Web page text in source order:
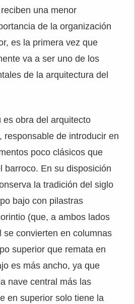
una menor
de la organización
es la primera vez que
va a ser uno de los
de la arquitectura del
es obra del arquitecto
responsable de introducir en
poco clásicos que
barroco. En su disposición
la tradición del siglo
bajo con pilastras
(que, a ambos lados
se convierten en columnas
superior que remata en
es más ancho, ya que
nave central más las
en superior solo tiene la